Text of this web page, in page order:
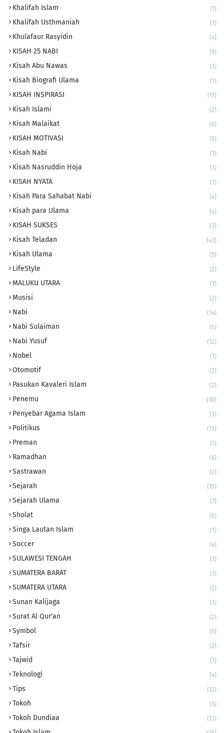
Khalifah Islam (1)
Khalifah Usthmaniah (1)
Khulafaur Rasyidin (4)
KISAH 25 NABI (9)
Kisah Abu Nawas (1)
Kisah Biografi Ulama (1)
KISAH INSPIRASI (11)
Kisah Islami (2)
Kisah Malaikat (6)
KISAH MOTIVASI (5)
Kisah Nabi (1)
Kisah Nasruddin Hoja (1)
KISAH NYATA (1)
Kisah Para Sahabat Nabi (4)
Kisah para Ulama (4)
KISAH SUKSES (3)
Kisah Teladan (43)
Kisah Ulama (5)
LifeStyle (2)
MALUKU UTARA (1)
Musisi (2)
Nabi (14)
Nabi Sulaiman (5)
Nabi Yusuf (12)
Nobel (1)
Otomotif (2)
Pasukan Kavaleri Islam (2)
Penemu (10)
Penyebar Agama Islam (3)
Politikus (13)
Preman (1)
Ramadhan (6)
Sastrawan (2)
Sejarah (15)
Sejarah Ulama (7)
Sholat (6)
Singa Lautan Islam (1)
Soccer (4)
SULAWESI TENGAH (1)
SUMATERA BARAT (1)
SUMATERA UTARA (2)
Sunan Kalijaga (1)
Surat Al Qur'an (2)
Symbol (5)
Tafsir (2)
Tajwid (1)
Teknologi (4)
Tips (12)
Tokoh (3)
Tokoh Dundiaa (13)